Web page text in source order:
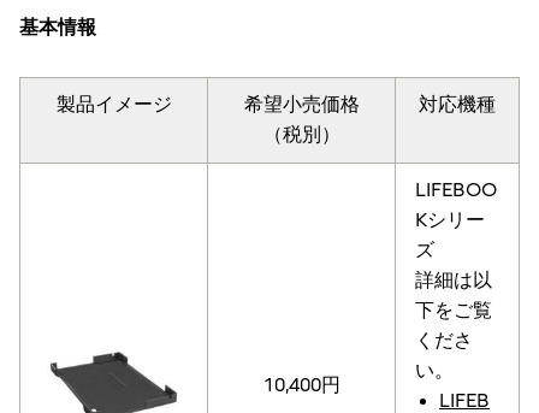
基本情報
製品イメージ
希望小売価格
（税別）
対応機種
10,400円
LIFEBOO
Kシリー
ズ
詳細は以
下をご覧
くださ
い。
LIFEB